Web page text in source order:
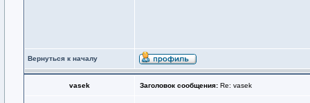
Вернуться к началу
vasek Заголовок сообщения: Re: vasek